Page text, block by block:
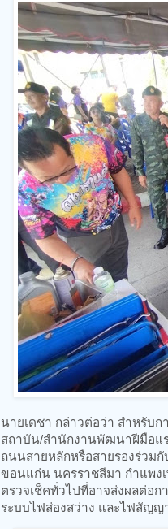
นายเดชา กล่าวต่อว่า สำหรับก
สถาบัน/สำนักงานพัฒนาฝีมือแร
ถนนสายหลักหรือสายรองร่วมกั
ขอนแก่น นครราชสีมา กำแพง
ตรวจเช็คทั่วไปที่อาจส่งผลต่อก
ระบบไฟส่องสว่าง และไฟสัญญ